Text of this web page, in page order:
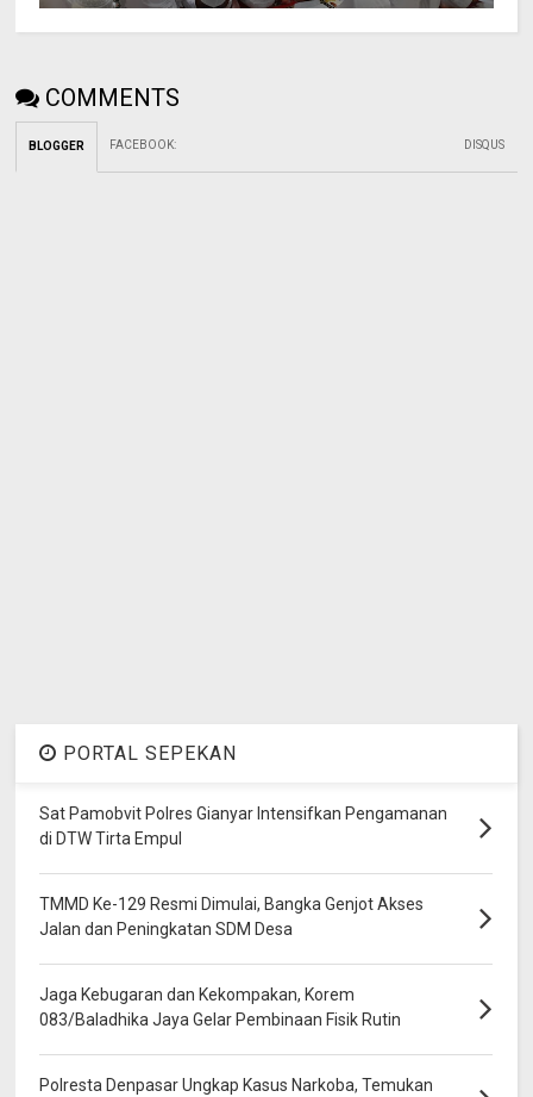
COMMENTS
BLOGGER FACEBOOK: DISQUS
PORTAL SEPEKAN
Sat Pamobvit Polres Gianyar Intensifkan Pengamanan
di DTW Tirta Empul
TMMD Ke-129 Resmi Dimulai, Bangka Genjot Akses
Jalan dan Peningkatan SDM Desa
Jaga Kebugaran dan Kekompakan, Korem
083/Baladhika Jaya Gelar Pembinaan Fisik Rutin
Polresta Denpasar Ungkap Kasus Narkoba, Temukan